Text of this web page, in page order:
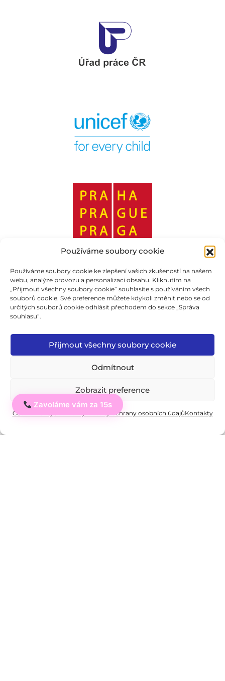
Používáme soubory cookie
Používáme soubory cookie ke zlepšení vašich zkušeností na našem
webu, analýze provozu a personalizaci obsahu. Kliknutím na
„Přijmout všechny soubory cookie“ souhlasíte s používáním všech
souborů cookie. Své preference můžete kdykoli změnit nebo se od
určitých souborů cookie odhlásit přechodem do sekce „Správa
souhlasu“.
Přijmout všechny soubory cookie
Odmítnout
Zobrazit preference
Cookie Policy Soukromý: Zásady ochrany osobních údajůKontakty
Zavoláme vám za 15s
Zjistit více
Institut cizích jazyků,
státní jazykové zkoušky
s.r.o.
Vzdělávací instituce, která působí v
oblasti jazykového vzdělávání již více